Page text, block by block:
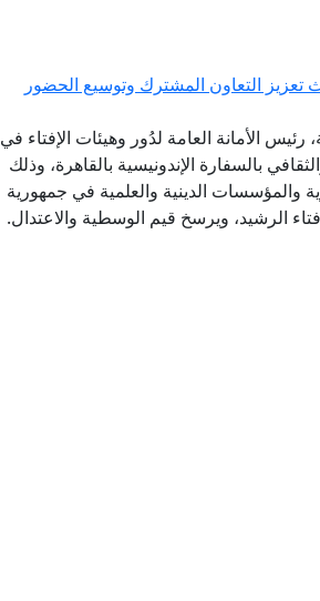
تعزيز التعاون المشترك وتوسيع الحضور
الأمانة العامة لدُور وهيئات الإفتاء في
بالسفارة الإندونيسية بالقاهرة، وذلك
والمؤسسات الدينية والعلمية في جمهورية
الرشيد، ويرسخ قيم الوسطية والاعتدال.